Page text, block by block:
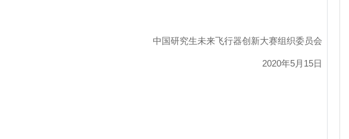
中国研究生未来飞行器创新大赛组织委员会
2020年5月15日